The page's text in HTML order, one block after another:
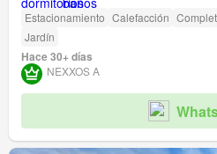
Estacionamiento Calefacción
Jardín
Hace 30+ días
NEXXOS A